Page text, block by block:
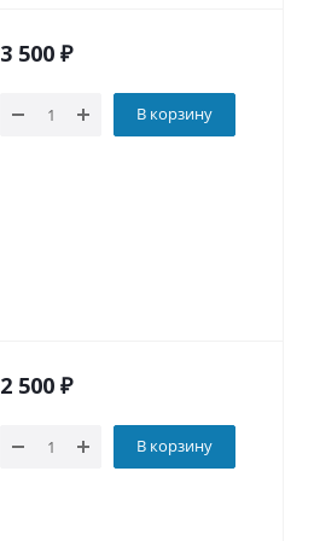
3 500 ₽
В корзину
2 500 ₽
В корзину